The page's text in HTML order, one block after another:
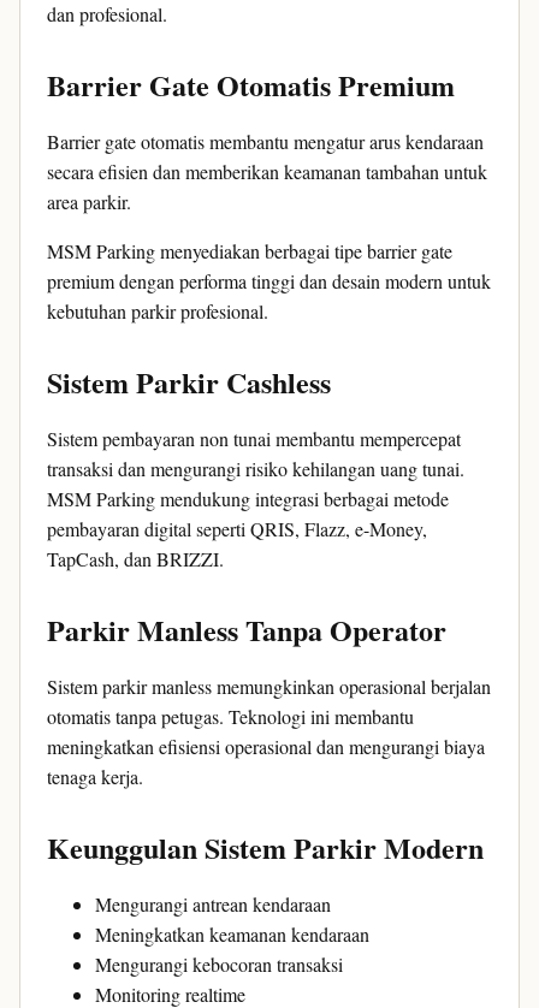
dan profesional.
Barrier Gate Otomatis Premium
Barrier gate otomatis membantu mengatur arus kendaraan
secara efisien dan memberikan keamanan tambahan untuk
area parkir.
MSM Parking menyediakan berbagai tipe barrier gate
premium dengan performa tinggi dan desain modern untuk
kebutuhan parkir profesional.
Sistem Parkir Cashless
Sistem pembayaran non tunai membantu mempercepat
transaksi dan mengurangi risiko kehilangan uang tunai.
MSM Parking mendukung integrasi berbagai metode
pembayaran digital seperti QRIS, Flazz, e-Money,
TapCash, dan BRIZZI.
Parkir Manless Tanpa Operator
Sistem parkir manless memungkinkan operasional berjalan
otomatis tanpa petugas. Teknologi ini membantu
meningkatkan efisiensi operasional dan mengurangi biaya
tenaga kerja.
Keunggulan Sistem Parkir Modern
Mengurangi antrean kendaraan
Meningkatkan keamanan kendaraan
Mengurangi kebocoran transaksi
Monitoring realtime